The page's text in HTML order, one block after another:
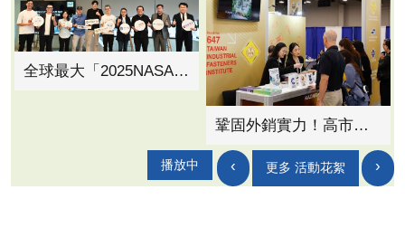
全球最大「2025NASA黑客松」高雄說明會登場 產官學聯手新創挑戰世界舞台
鞏固外銷實力！高市府攜手螺絲公會參展北美最大扣件展 促成商機達700萬美金
播放中 ‹ 更多 活動花絮 ›